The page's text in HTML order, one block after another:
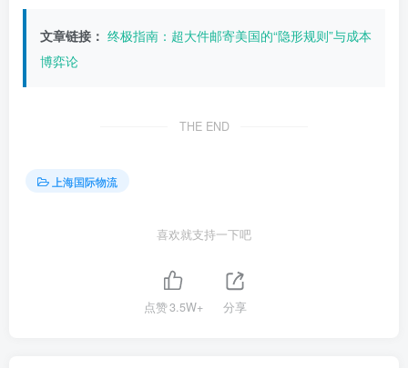
文章链接： 终极指南：超大件邮寄美国的“隐形规则”与成本
博弈论
THE END
上海国际物流
喜欢就支持一下吧
点赞3.5W+ 分享